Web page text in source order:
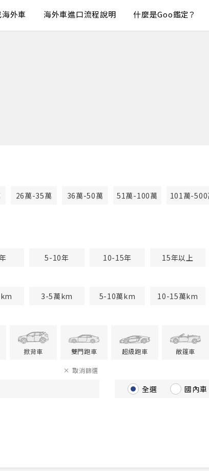
海外車 海外車進口流程說明 什麼是Goo鑑定？
26萬-35萬 36萬-50萬 51萬-100萬 101萬-500
5-10年 10-15年
15年以上
3-5萬km 5-10萬km
10-15萬km
掀背車 雙門跑車 超級跑車 敞篷車
取消篩選
全選 國內車